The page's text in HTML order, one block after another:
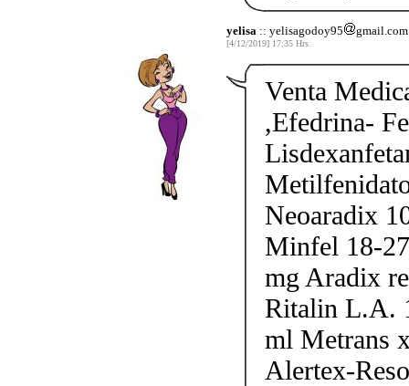
yelisa :: yelisagodoy95 gmail.com
[4/12/2019] 17:35 Hrs.
Venta
,Efedrina-
Neoaradix
Minfel 18-
mg Aradix
Ritalin L.A.
ml Metrans
Alertex-